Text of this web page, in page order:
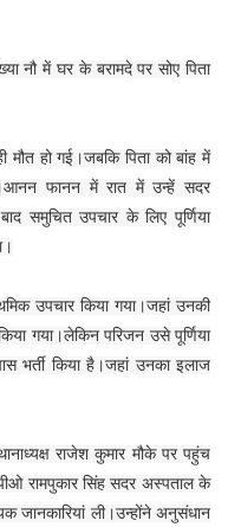
नौ में घर के बरामदे पर सोए पिता
हो गई।जबकि पिता को बांह में
फानन में रात में उन्हें सदर
समुचित उपचार के लिए पूर्णिया
उपचार किया गया।जहां उनकी
गया।लेकिन परिजन उसे पूर्णिया
भर्ती किया है।जहां उनका इलाज
राजेश कुमार मौके पर पहुंच
रामपुकार सिंह सदर अस्पताल के
ली।उन्होंने अनुसंधान